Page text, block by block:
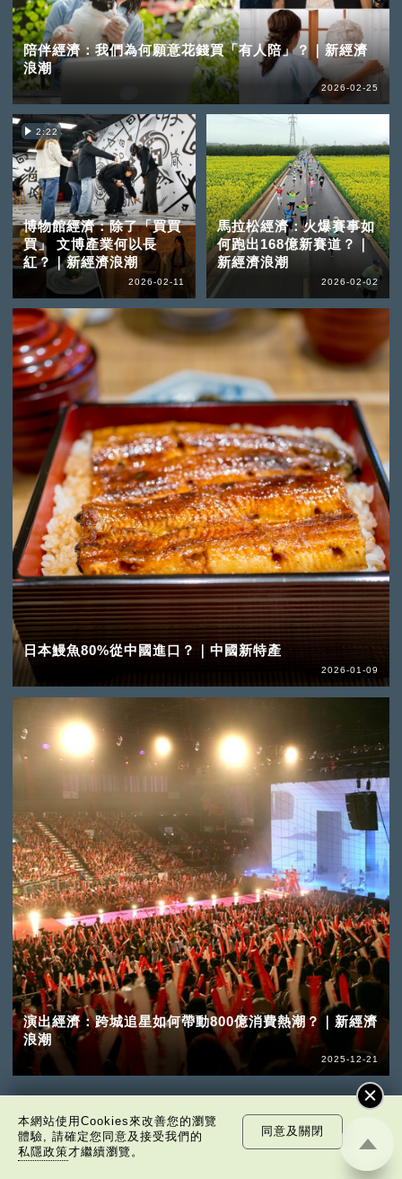
陪伴經濟：我們為何願意花錢買「有人陪」？｜新經濟
浪潮
2026-02-25
2:22
博物館經濟：除了「買買
買」 文博產業何以長
紅？｜新經濟浪潮
2026-02-11
馬拉松經濟：火爆賽事如
何跑出168億新賽道？｜
新經濟浪潮
2026-02-02
日本鰻魚80%從中國進口？｜中國新特產
2026-01-09
演出經濟：跨城追星如何帶動800億消費熱潮？｜新經濟
浪潮
2025-12-21
本網站使用Cookies來改善您的瀏覽
體驗, 請確定您同意及接受我們的
私隱政策才繼續瀏覽。
同意及關閉